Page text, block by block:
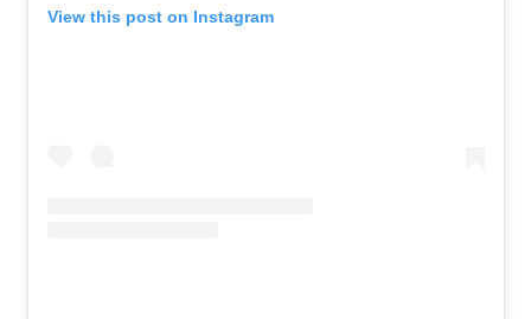
View this post on Instagram